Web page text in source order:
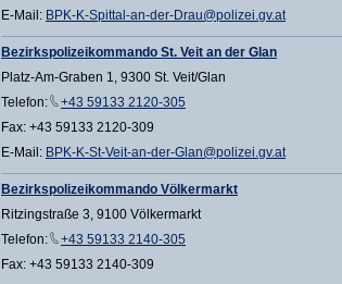
E-Mail: BPK-K-Spittal-an-der-Drau@polizei.gv.at
Bezirkspolizeikommando St. Veit an der Glan
Platz-Am-Graben 1, 9300 St. Veit/Glan
Telefon:
+43 59133 2120-305
Fax: +43 59133 2120-309
E-Mail: BPK-K-St-Veit-an-der-Glan@polizei.gv.at
Bezirkspolizeikommando Völkermarkt
Ritzingstraße 3, 9100 Völkermarkt
Telefon:
+43 59133 2140-305
Fax: +43 59133 2140-309